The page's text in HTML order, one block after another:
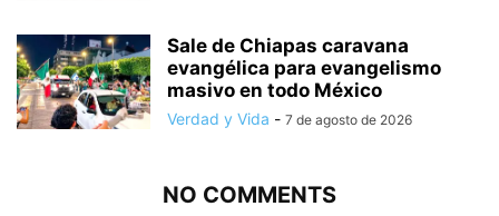
Sale de Chiapas caravana
evangélica para evangelismo
masivo en todo México
Verdad y Vida - 7 de agosto de 2026
NO COMMENTS